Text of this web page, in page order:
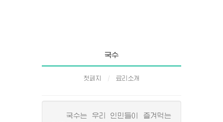
국수
첫페지 료리소개
국수는 우리 인민들이 즐겨먹는